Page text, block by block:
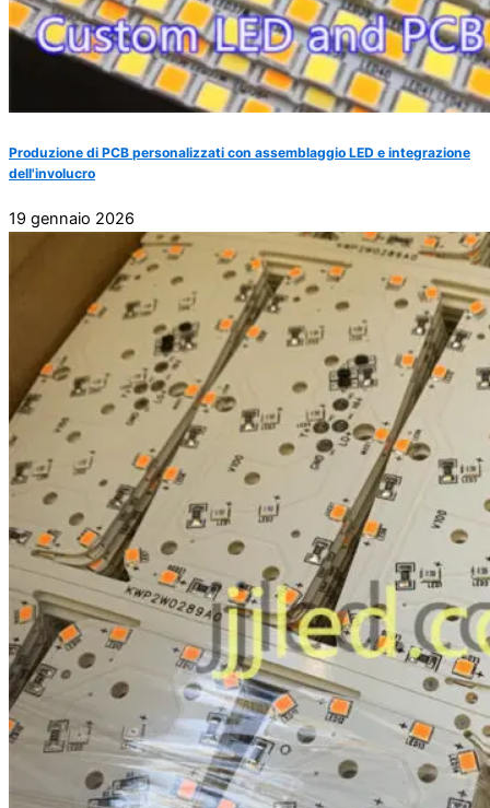
Produzione di PCB personalizzati con assemblaggio LED e integrazione
dell'involucro
19 gennaio 2026